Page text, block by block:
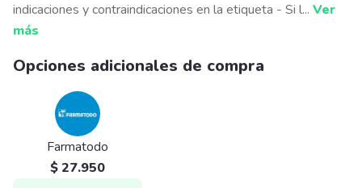
indicaciones y contraindicaciones en la etiqueta - Si l... Ver
más
Opciones adicionales de compra
Farmatodo
$ 27.950